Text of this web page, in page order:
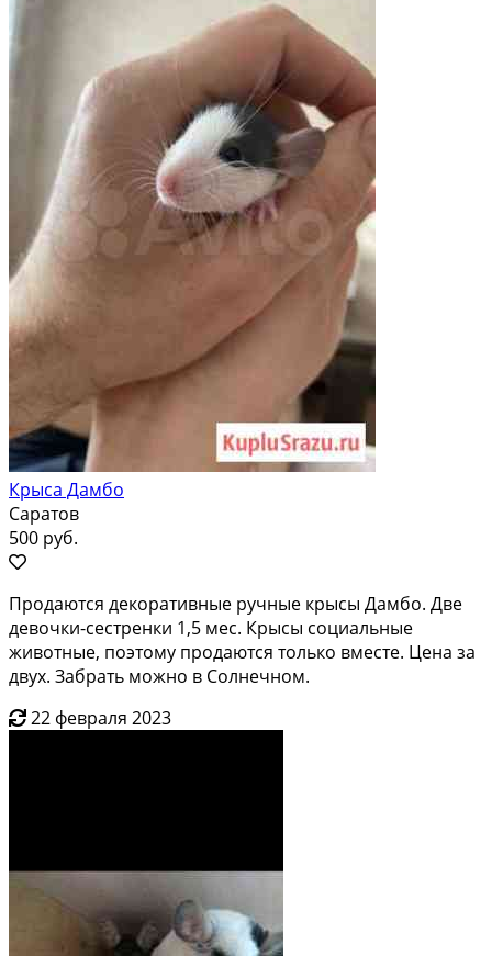
Крыса Дамбо
Саратов
500 руб.
Продаются декоративные ручные крысы Дамбо. Две
девочки-сестренки 1,5 мес. Крысы социальные
животные, поэтому продаются только вместе. Цена за
двух. Забрать можно в Солнечном.
22 февраля 2023